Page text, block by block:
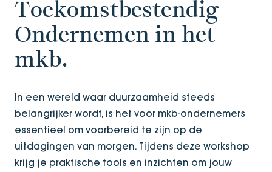
Toekomstbestendig
Ondernemen in het
mkb.
In een wereld waar duurzaamheid steeds
belangrijker wordt, is het voor mkb-ondernemers
essentieel om voorbereid te zijn op de
uitdagingen van morgen. Tijdens deze workshop
krijg je praktische tools en inzichten om jouw